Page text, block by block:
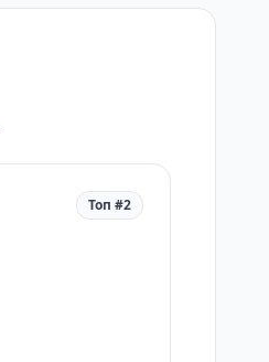
Топ #2